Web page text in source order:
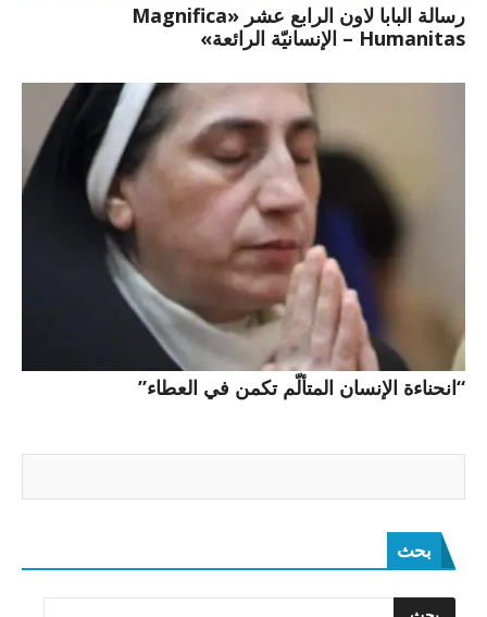
رسالة البابا لاون الرابع عشر «Magnifica
Humanitas – الإنسانيّة الرائعة»
“انحناءة الإنسان المتألّم تكمن في العطاء”
بحث